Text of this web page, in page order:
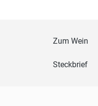
Zum Wein
Steckbrief